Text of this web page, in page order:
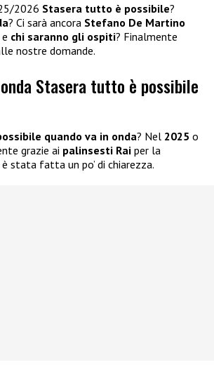
2026 Stasera tutto è possibile?
? Ci sarà ancora Stefano De Martino
e chi saranno gli ospiti? Finalmente
nostre domande.
Stasera tutto è possibile
quando va in onda? Nel 2025 o
grazie ai palinsesti Rai per la
stata fatta un po’ di chiarezza.